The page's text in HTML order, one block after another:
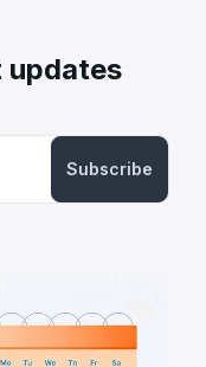
updates
Subscribe